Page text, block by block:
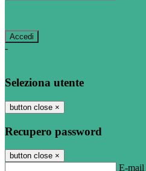
-
Seleziona utente
button close ×
Recupero password
button close ×
E-mail